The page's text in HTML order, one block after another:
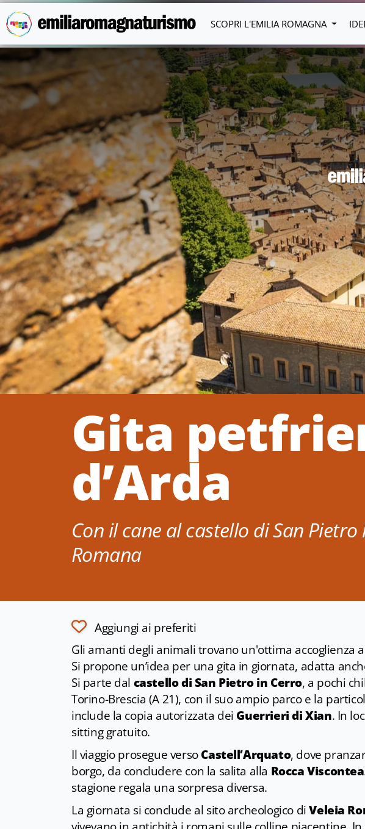
Vai al contenuto principale
SCOPRI L'EMILIA ROMAGNA
Gita
d’Arda
Con il cane al castello di San
Romana
Aggiungi ai preferiti
Gli amanti degli animali trovano un'ottima accoglienza a
Si propone un’idea per una gita in giornata, adatta
Si parte dal castello di San Pietro in Cerro, a pochi
Torino-Brescia (A 21), con il suo ampio parco e la
include la copia autorizzata dei Guerrieri di Xian. In
sitting gratuito.
Il viaggio prosegue versoCastell’Arquato, dove
borgo, da concludere con la salita alla Rocca Viscontea
stagione regala una sorpresa diversa.
La giornata si conclude al sito archeologico diVeleia